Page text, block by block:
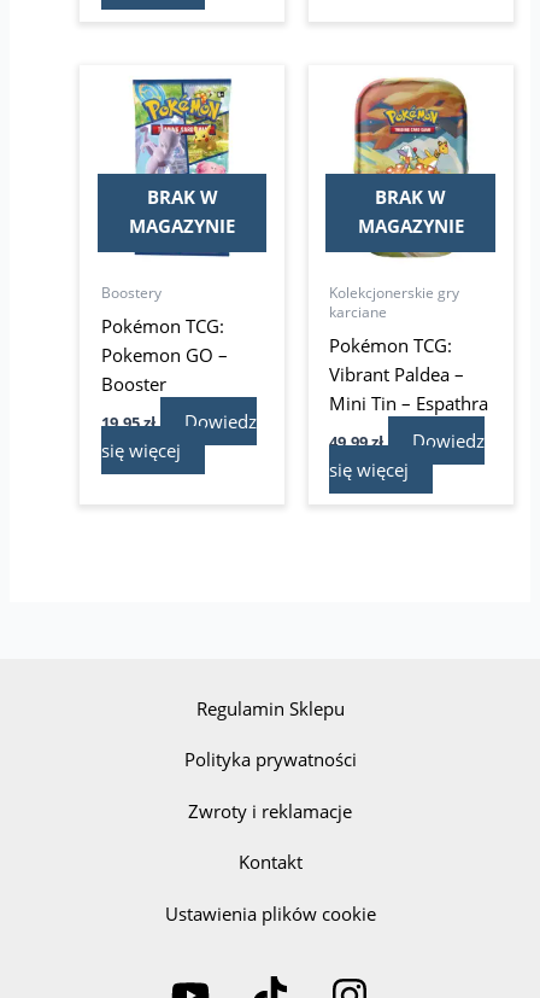
BRAK W
MAGAZYNIE
Boostery
Pokémon TCG:
Pokemon GO –
Booster
19,95zł
Dowiedz
się więcej
BRAK W
MAGAZYNIE
Kolekcjonerskie gry
karciane
Pokémon TCG:
Vibrant Paldea –
Mini Tin – Espathra
49,99zł
Dowiedz
się więcej
Regulamin Sklepu
Polityka prywatności
Zwroty i reklamacje
Kontakt
Ustawienia plików cookie